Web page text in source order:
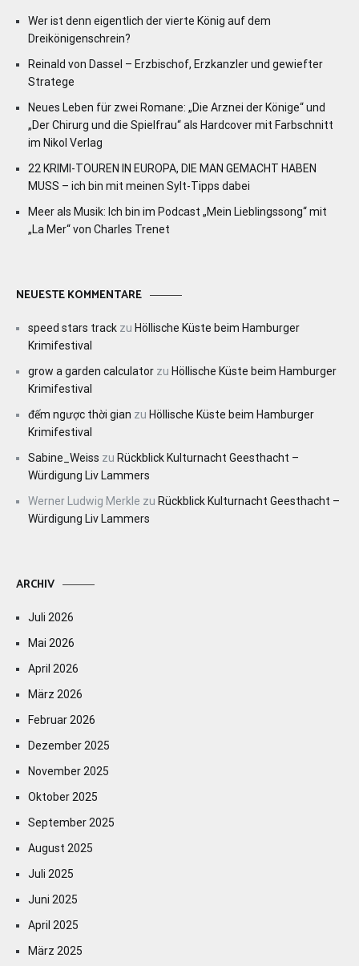
Wer ist denn eigentlich der vierte König auf dem
Dreikönigenschrein?
Reinald von Dassel – Erzbischof, Erzkanzler und gewiefter
Stratege
Neues Leben für zwei Romane: „Die Arznei der Könige“ und
„Der Chirurg und die Spielfrau“ als Hardcover mit Farbschnitt
im Nikol Verlag
22 KRIMI-TOUREN IN EUROPA, DIE MAN GEMACHT HABEN
MUSS – ich bin mit meinen Sylt-Tipps dabei
Meer als Musik: Ich bin im Podcast „Mein Lieblingssong“ mit
„La Mer“ von Charles Trenet
NEUESTE KOMMENTARE
speed stars track zu Höllische Küste beim Hamburger
Krimifestival
grow a garden calculator zu Höllische Küste beim Hamburger
Krimifestival
đếm ngược thời gian zu Höllische Küste beim Hamburger
Krimifestival
Sabine_Weiss zu Rückblick Kulturnacht Geesthacht –
Würdigung Liv Lammers
Werner Ludwig Merkle zu Rückblick Kulturnacht Geesthacht –
Würdigung Liv Lammers
ARCHIV
Juli 2026
Mai 2026
April 2026
März 2026
Februar 2026
Dezember 2025
November 2025
Oktober 2025
September 2025
August 2025
Juli 2025
Juni 2025
April 2025
März 2025